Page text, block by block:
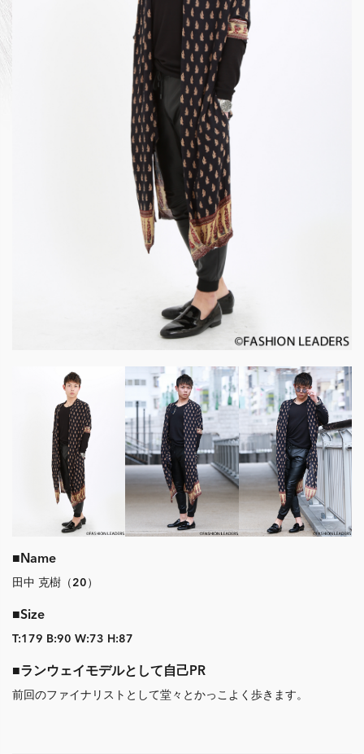
■Name
田中 克樹（20）
■Size
T:179 B:90 W:73 H:87
■ランウェイモデルとして自己PR
前回のファイナリストとして堂々とかっこよく歩きます。